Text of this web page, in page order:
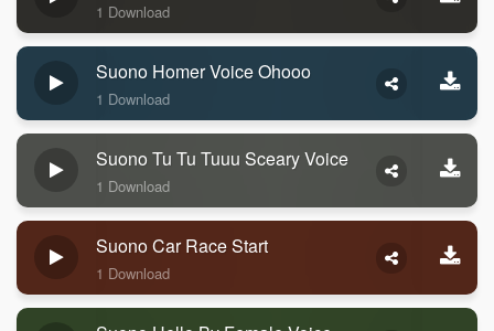
1 Download
Suono Homer Voice Ohooo
1 Download
Suono Tu Tu Tuuu Sceary Voice
1 Download
Suono Car Race Start
1 Download